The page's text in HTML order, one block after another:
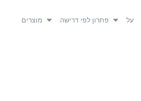
מוצרים פתרון לפי דרישה על